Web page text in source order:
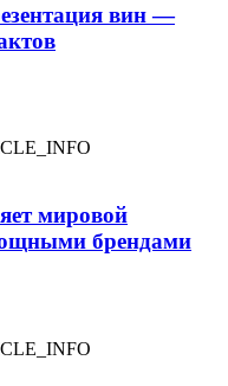
вин —
мировой
брендами